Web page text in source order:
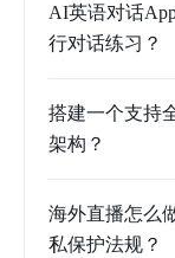
AI英语对话
行对话练习？
搭建一个支持
架构？
海外直播怎么
私保护法规？